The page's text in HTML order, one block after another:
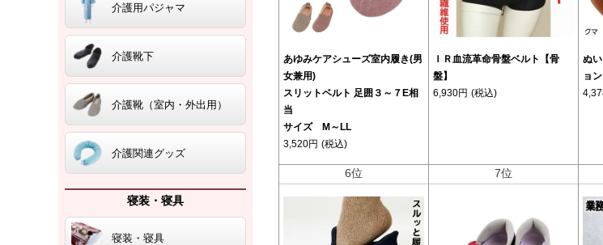
介護用パジャマ
介護靴下
介護靴（室内・外出用）
介護関連グッズ
寝装・寝具
寝装・寝具
あゆみケアシューズ室内履き(男
女兼用)
スリットベルト 足囲３～７E相
当
サイズ M～LL
3,520円 (税込)
ＩＲ血流革命骨盤ベルト【骨
盤】
6,930円 (税込)
ぬ
ョン
6位 7位